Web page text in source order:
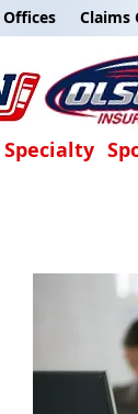
Specialty
Offices Claims